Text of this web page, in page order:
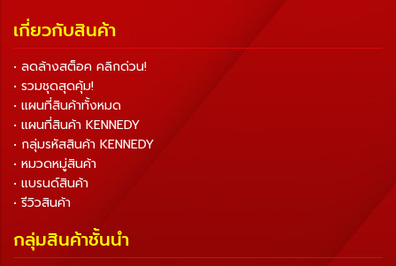
เกี่ยวกับสินค้า
• ลดล้างสต็อค คลิกด่วน!
• รวมชุดสุดคุ้ม!
• แผนที่สินค้าทั้งหมด
• แผนที่สินค้า KENNEDY
• กลุ่มรหัสสินค้า KENNEDY
• หมวดหมู่สินค้า
• แบรนด์สินค้า
• รีวิวสินค้า
กลุ่มสินค้าชั้นนำ